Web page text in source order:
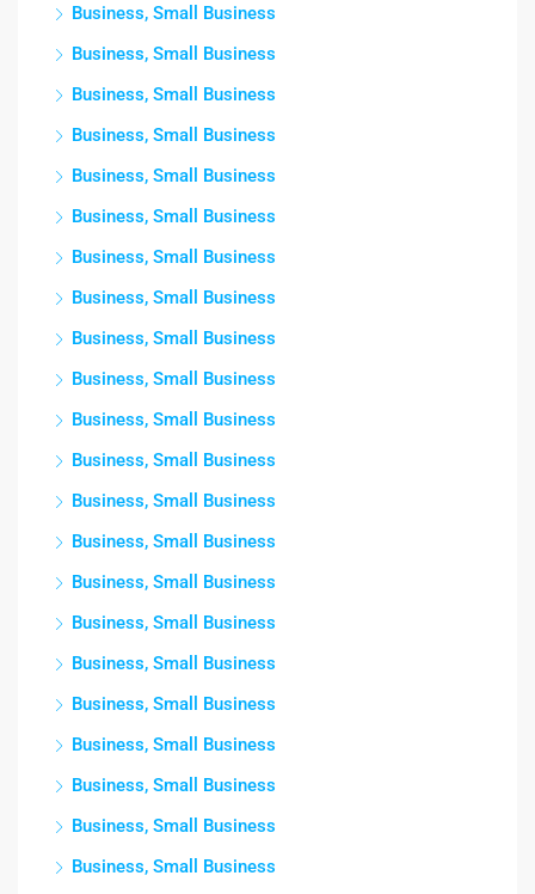
Business, Small Business
Business, Small Business
Business, Small Business
Business, Small Business
Business, Small Business
Business, Small Business
Business, Small Business
Business, Small Business
Business, Small Business
Business, Small Business
Business, Small Business
Business, Small Business
Business, Small Business
Business, Small Business
Business, Small Business
Business, Small Business
Business, Small Business
Business, Small Business
Business, Small Business
Business, Small Business
Business, Small Business
Business, Small Business